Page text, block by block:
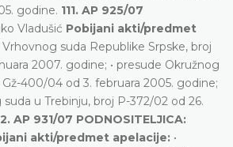
godine. 111. AP 925/07
Vladušić Pobijani akti/predmet
Vrhovnog suda Republike Srpske, broj
2007. godine; • presude Okružnog
400/04 od 3. februara 2005. godine;
suda u Trebinju, broj P-372/02 od 26.
AP 931/07 PODNOSITELJICA:
akti/predmet apelacije: •